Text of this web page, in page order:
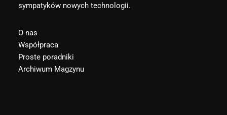
sympatyków nowych technologii.
O nas
Współpraca
Proste poradniki
Archiwum Magzynu